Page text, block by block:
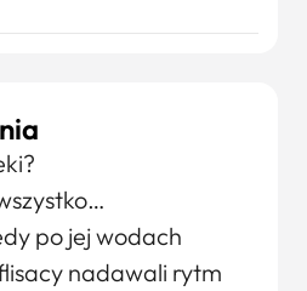
po jej wodach
nadawali rytm